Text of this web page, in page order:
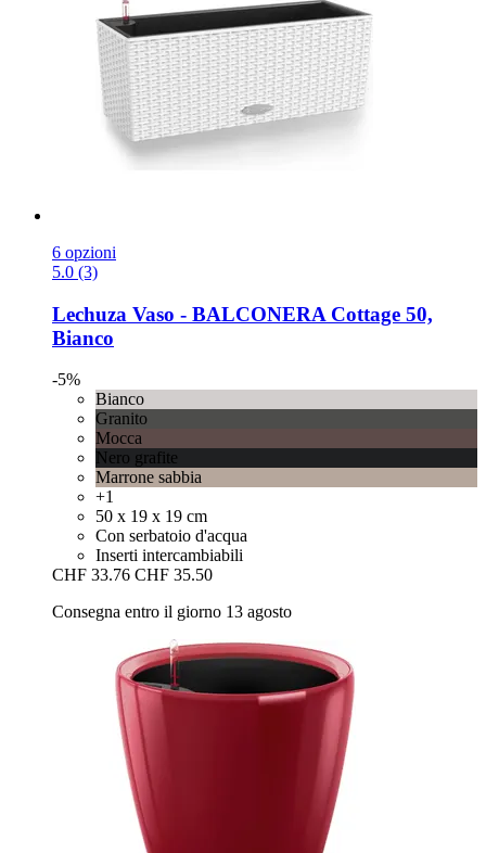
6 opzioni
5.0 (3)
Lechuza Vaso -​ BALCONERA Cottage 50,
Bianco
-5%
Bianco
Granito
Mocca
Nero grafite
Marrone sabbia
+1
50 x 19 x 19 cm
Con serbatoio d'acqua
Inserti intercambiabili
CHF 33.76 CHF 35.50
Consegna entro il giorno 13 agosto